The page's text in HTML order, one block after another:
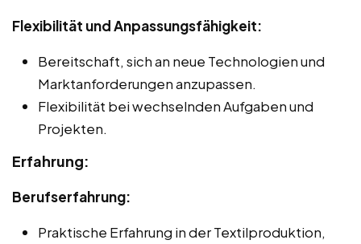
Flexibilität und Anpassungsfähigkeit:
Bereitschaft, sich an neue Technologien und
Marktanforderungen anzupassen.
Flexibilität bei wechselnden Aufgaben und
Projekten.
Erfahrung:
Berufserfahrung:
Praktische Erfahrung in der Textilproduktion,